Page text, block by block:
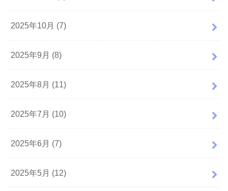
2025年10月 (7)
2025年9月 (8)
2025年8月 (11)
2025年7月 (10)
2025年6月 (7)
2025年5月 (12)